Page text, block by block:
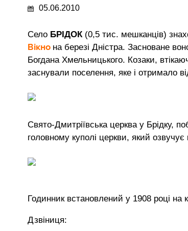
05.06.2010
Cело БРІДОК (0,5 тис. мешканців)
Вікно на березі Дністра. Засноване
Богдана Хмельницького. Козаки,
заснували поселення, яке і отримало
Свято-Дмитріївська церква у Брідку,
головному куполі церкви, який озвучує
Годинник встановлений у 1908 році
Дзвіниця: